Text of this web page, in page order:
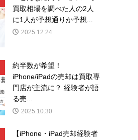
買取相場を調べた人の2人
に1人が予想通りか予想...
2025.12.24
約半数が希望！
iPhone/iPadの売却は買取専
門店が主流に？ 経験者が語
る売...
2025.10.30
【iPhone・iPad売却経験者